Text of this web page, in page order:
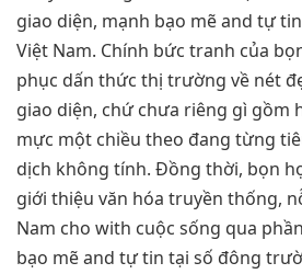
giao diện, mạnh bạo mẽ and tự
Việt Nam. Chính bức tranh của
phục dấn thức thị trường về nét
giao diện, chứ chưa riêng gì gồm
mực một chiều theo đang từng
dịch không tính. Đồng thời, bọn
giới thiệu văn hóa truyền thống,
Nam cho with cuộc sống qua
bạo mẽ and tự tin tại số đông